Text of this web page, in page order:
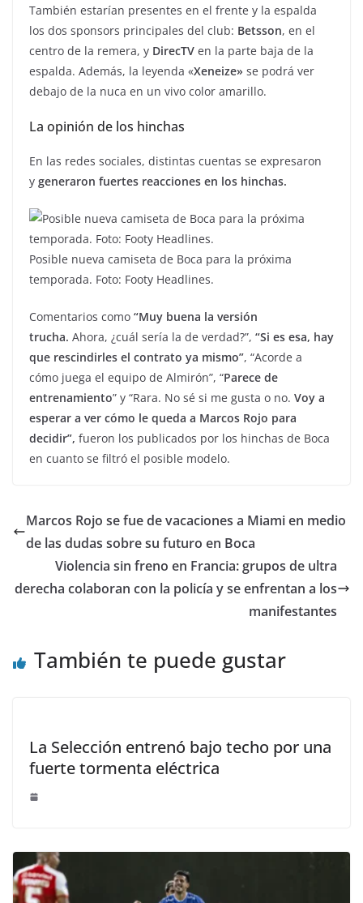
También estarían presentes en el frente y la espalda
los dos sponsors principales del club: Betsson, en el
centro de la remera, y DirecTV en la parte baja de la
espalda. Además, la leyenda «Xeneize» se podrá ver
debajo de la nuca en un vivo color amarillo.
La opinión de los hinchas
En las redes sociales, distintas cuentas se expresaron
y generaron fuertes reacciones en los hinchas.
Posible nueva camiseta de Boca para la próxima
temporada. Foto: Footy Headlines.
Comentarios como “Muy buena la versión
trucha. Ahora, ¿cuál sería la de verdad?”, “Si es esa, hay
que rescindirles el contrato ya mismo”, “Acorde a
cómo juega el equipo de Almirón”, “Parece de
entrenamiento” y “Rara. No sé si me gusta o no. Voy a
esperar a ver cómo le queda a Marcos Rojo para
decidir”, fueron los publicados por los hinchas de Boca
en cuanto se filtró el posible modelo.
Marcos Rojo se fue de vacaciones a Miami en medio
de las dudas sobre su futuro en Boca
Violencia sin freno en Francia: grupos de ultra
derecha colaboran con la policía y se enfrentan a los
manifestantes
También te puede gustar
La Selección entrenó bajo techo por una
fuerte tormenta eléctrica